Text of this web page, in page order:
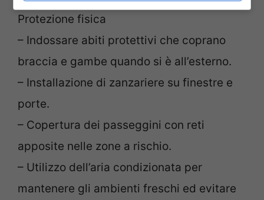
Protezione fisica
– Indossare abiti protettivi che coprano
braccia e gambe quando si è all’esterno.
– Installazione di zanzariere su finestre e
porte.
– Copertura dei passeggini con reti
apposite nelle zone a rischio.
– Utilizzo dell’aria condizionata per
mantenere gli ambienti freschi ed evitare